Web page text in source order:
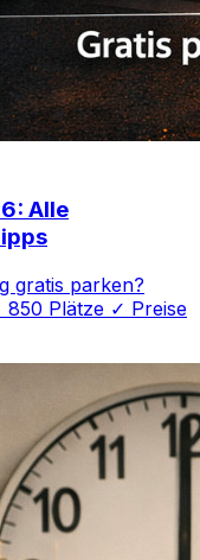
Alle
gratis parken?
850 Plätze ✓ Preise